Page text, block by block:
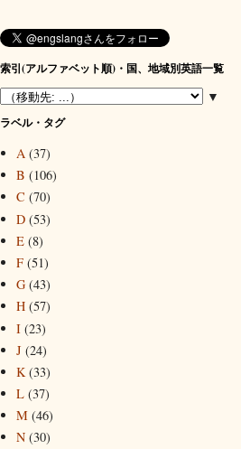
索引(アルファベット順)・国、地域別英語一覧
▼
ラベル・タグ
A (37)
B (106)
C (70)
D (53)
E (8)
F (51)
G (43)
H (57)
I (23)
J (24)
K (33)
L (37)
M (46)
N (30)